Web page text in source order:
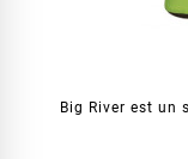
Big River est un